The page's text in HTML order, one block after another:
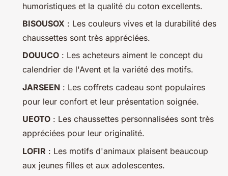
humoristiques et la qualité du coton excellents.
BISOUSOX : Les couleurs vives et la durabilité des
chaussettes sont très appréciées.
DOUUCO : Les acheteurs aiment le concept du
calendrier de l'Avent et la variété des motifs.
JARSEEN : Les coffrets cadeau sont populaires
pour leur confort et leur présentation soignée.
UEOTO : Les chaussettes personnalisées sont très
appréciées pour leur originalité.
LOFIR : Les motifs d'animaux plaisent beaucoup
aux jeunes filles et aux adolescentes.